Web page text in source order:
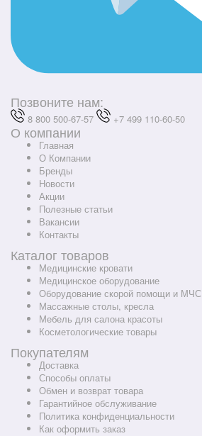
Позвоните нам:
8 800 500-67-57 +7 499 110-60-50
О компании
Главная
О Компании
Бренды
Новости
Акции
Полезные статьи
Вакансии
Контакты
Каталог товаров
Медицинские кровати
Медицинское оборудование
Оборудование скорой помощи и МЧС
Массажные столы, кресла
Мебель для салона красоты
Косметологические товары
Покупателям
Доставка
Способы оплаты
Обмен и возврат товара
Гарантийное обслуживание
Политика конфиденциальности
Как оформить заказ